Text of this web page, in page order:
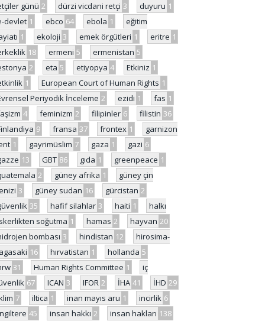
günü 2 dürzi vicdani retçi 3 duyuru 1
devlet 1 ebco 64 ebola 1
eğitim
1 ekoloji 3 emek örgütleri 1 eritre 1
18 ermeni 5 ermenistan 5
2 eta 5 etiyopya 4 Etkiniz 1
1 European Court of Human Rights 1
Periyodik İnceleme 2 ezidi 1 fas 1
4 feminizm 2 filipinler 6 filistin 36
9 fransa 37 frontex 1
garnizon
1 gayrimüslim 7 gaza 1 gazi 6
13 GBT 86 gıda 1 greenpeace 1
2 güney afrika 1
güney çin
3 güney sudan 16 gürcistan 2
35 hafif silahlar 3 haiti 1
halkı
soğutma 1 hamas 2 hayvan 20
bombası 3 hindistan 12
hirosima-
16 hırvatistan 1 hollanda 5
31 Human Rights Committee 1
iç
67 ICAN 3 IFOR 2 İHA 41 İHD 29
7 iltica 1 inan mayıs aru 1 incirlik 6
45 insan hakkı 2 insan hakları 138